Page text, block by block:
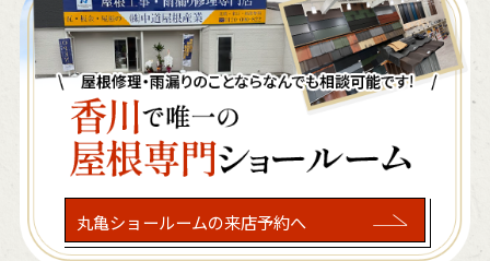
丸亀ショールームの来店予約へ